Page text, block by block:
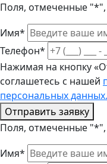
Поля, отмеченные
Имя*
Телефон*
Нажимая на кнопку
соглашетесь с нашей
персональных данных.
Отправить заявку
Поля, отмеченные
Имя*